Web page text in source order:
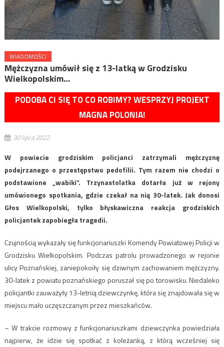
WIADOMOŚCI
Mężczyzna umówił się z 13-latką w Grodzisku
Wielkopolskim…
PODOBA CI SIĘ TO CO ROBIMY? WESPRZYJ PROJEKT
MAGNA POLONIA!
30 lipca 2022
W powiecie grodziskim policjanci zatrzymali mężczyznę
podejrzanego o przestępstwo pedofilii. Tym razem nie chodzi o
podstawione „wabiki”. Trzynastolatka dotarła już w rejony
umówionego spotkania, gdzie czekał na nią 30-latek. Jak donosi
Głos Wielkopolski, tylko błyskawiczna reakcja grodziskich
policjantek zapobiegła tragedii.
Czujnością wykazały się funkcjonariuszki Komendy Powiatowej Policji w
Grodzisku Wielkopolskim. Podczas patrolu prowadzonego w rejonie
ulicy Poznańskiej, zaniepokoiły się dziwnym zachowaniem mężczyzny.
30-latek z powiatu poznańskiego poruszał się po torowisku. Niedaleko
policjantki zauważyły 13-letnią dziewczynkę, która się znajdowała się w
miejscu mało uczęszczanym przez mieszkańców.
– W trakcie rozmowy z funkcjonariuszkami dziewczynka powiedziała
najpierw, że idzie się spotkać z koleżanką, z którą wcześniej się